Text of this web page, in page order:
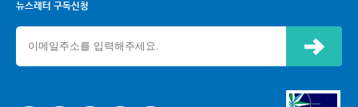
뉴스레터 구독신청